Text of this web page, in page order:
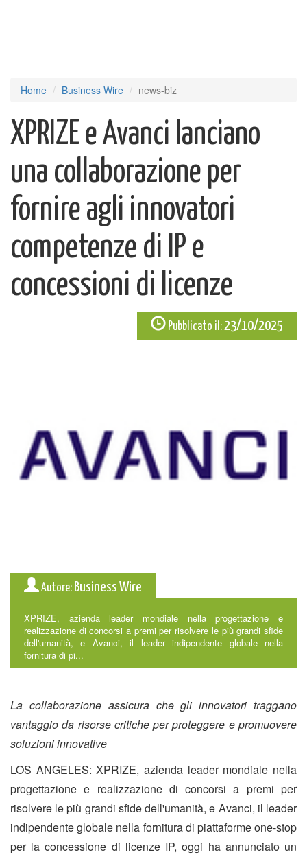
Home Business Wire news-biz
XPRIZE e Avanci lanciano
una collaborazione per
fornire agli innovatori
competenze di IP e
concessioni di licenze
Pubblicato il:23/10/2025
Autore: Business Wire
XPRIZE, azienda leader mondiale nella progettazione e
realizzazione di concorsi a premi per risolvere le più grandi sfide
dell'umanità, e Avanci, il leader indipendente globale nella
fornitura di pi...
La collaborazione assicura che gli innovatori traggano
vantaggio da risorse critiche per proteggere e promuovere
soluzioni innovative
LOS ANGELES: XPRIZE, azienda leader mondiale nella
progettazione e realizzazione di concorsi a premi per
risolvere le più grandi sfide dell'umanità, e Avanci, il leader
indipendente globale nella fornitura di piattaforme one-stop
per la concessione di licenze IP, oggi ha annunciato un